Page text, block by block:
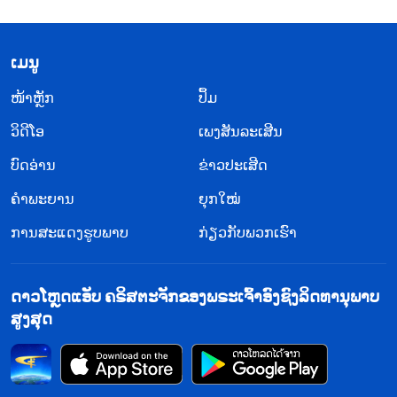
​ເມ​ນູ
​ໜ້າຫຼັກ
ປຶ້ມ
ວິ​ດີ​ໂອ
ເພງສັນລະເສີນ
ບົດອ່ານ
ຂ່າວປະເສີດ
ຄຳພະຍານ
ຍຸກໃໝ່
ການສະແດງຮູບພາບ
ກ່ຽວກັບພວກເຮົາ
ດາວໂຫຼດແອັບ ຄຣິສຕະຈັກຂອງພຣະເຈົ້າອົງຊົງລິດທານຸພາບ
ສູງສຸດ